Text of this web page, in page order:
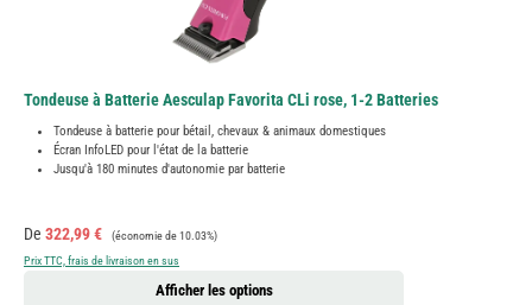
Tondeuse à Batterie Aesculap Favorita CLi rose, 1-2 Batteries
Tondeuse à batterie pour bétail, chevaux & animaux domestiques
Écran InfoLED pour l'état de la batterie
Jusqu'à 180 minutes d'autonomie par batterie
Prix de vente :
De 322,99 € Prix régulier :
(économie de 10.03%)
Prix TTC, frais de livraison en sus
Afficher les options